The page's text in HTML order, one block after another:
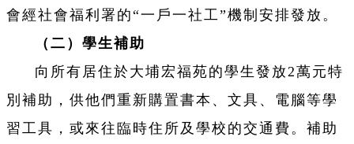
會經社會福利署的“一戶一社工”機制安排發放。
（二）學生補助
向所有居住於大埔宏福苑的學生發放2萬元特
別補助，供他們重新購置書本、文具、電腦等學
習工具，或來往臨時住所及學校的交通費。補助